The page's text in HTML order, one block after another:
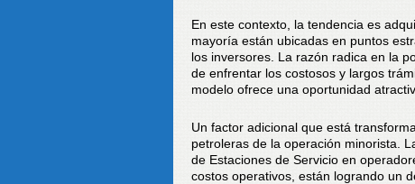
En este contexto, la tendencia es
mayoría están ubicadas en puntos
los inversores. La razón radica en la
de enfrentar los costosos y largos
modelo ofrece una oportunidad
Un factor adicional que está
petroleras de la operación minorista.
de Estaciones de Servicio en
costos operativos, están logrando un